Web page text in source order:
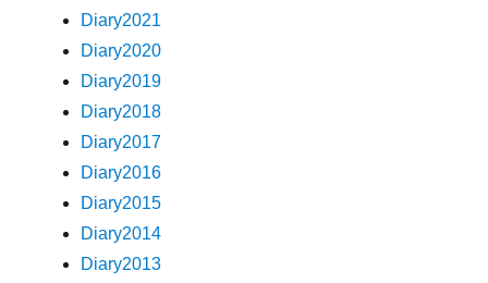
Diary2021
Diary2020
Diary2019
Diary2018
Diary2017
Diary2016
Diary2015
Diary2014
Diary2013